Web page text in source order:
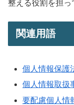
整える役割を担っ
関連用語
個人情報保護
個人情報取扱
要配慮個人情